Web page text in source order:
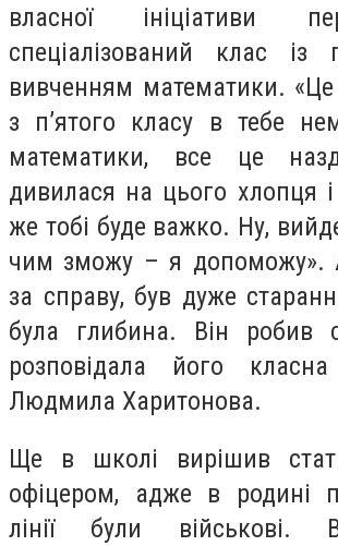
власної ініціативи
спеціалізований клас із
вивченням математики.
з п’ятого класу в тебе
математики, все це
дивилася на цього хлопця
же тобі буде важко. Ну,
чим зможу – я допоможу».
за справу, був дуже
була глибина. Він робив
розповідала його класна
Людмила Харитонова.
Ще в школі вирішив
офіцером, адже в родині
лінії були військові.